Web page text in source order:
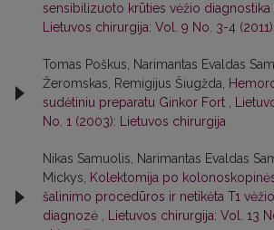
sensibilizuoto krūties vėžio
Lietuvos chirurgija: Vol. 9 No. 3-4
Tomas Poškus, Narimantas Evaldas
Žeromskas, Remigijus Šiugžda,
sudėtiniu preparatu Ginkor Fort
No. 1 (2003): Lietuvos chirurgija
Nikas Samuolis, Narimantas Evaldas
Mickys,
Kolektomija po
šalinimo procedūros ir netikėta T1
diagnozė
Lietuvos chirurgija: Vol. 13